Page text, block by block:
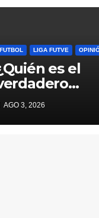
FUTBOL LIGA FUTVE
es el
mal del
desde
AGO 3, 2026